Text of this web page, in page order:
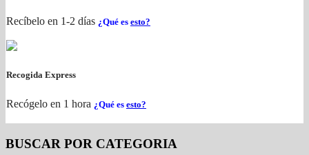
Recíbelo en 1-2 días ¿Qué es esto?
Recogida Express
Recógelo en 1 hora ¿Qué es esto?
BUSCAR POR CATEGORIA